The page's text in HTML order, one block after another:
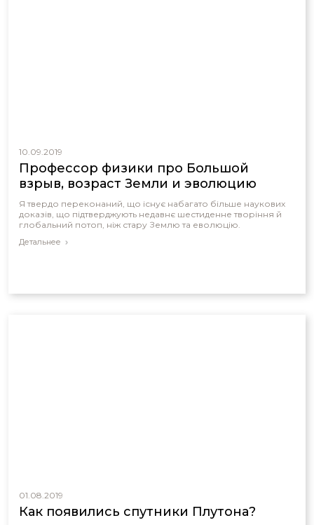
10.09.2019
Профессор физики про Большой
взрыв, возраст Земли и эволюцию
Я твердо переконаний, що існує набагато більше наукових
доказів, що підтверджують недавнє шестиденне творіння й
глобальний потоп, ніж стару Землю та еволюцію.
Детальнее
01.08.2019
Как появились спутники Плутона?